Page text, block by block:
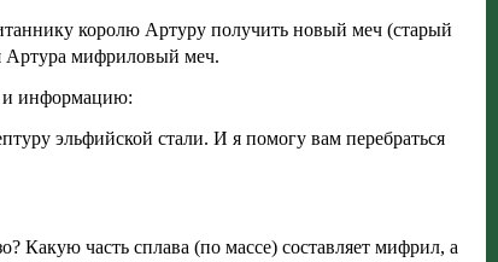
королю Артуру получить новый меч (старый
Артура мифриловый меч.
и информацию:
эльфийской стали. И я помогу вам перебраться
Какую часть сплава (по массе) составляет мифрил, а